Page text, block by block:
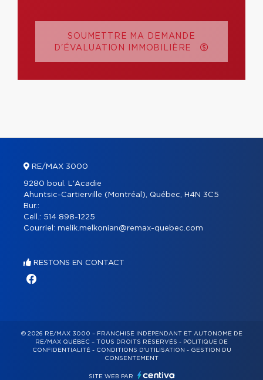
SOUMETTRE MA DEMANDE
D'ÉVALUATION IMMOBILIÈRE
RE/MAX 3000
9280 boul. L'Acadie
Ahuntsic-Cartierville (Montréal), Québec, H4N 3C5
Bur.:
Cell.: 514 898-1225
Courriel: melik.melkonian@remax-quebec.com
RESTONS EN CONTACT
© 2026 RE/MAX 3000 – FRANCHISÉ INDÉPENDANT ET AUTONOME DE
RE/MAX QUÉBEC – TOUS DROITS RÉSERVÉS - POLITIQUE DE
CONFIDENTIALITÉ- CONDITIONS D'UTILISATION - GESTION DU
CONSENTEMENT
SITE WEB PAR